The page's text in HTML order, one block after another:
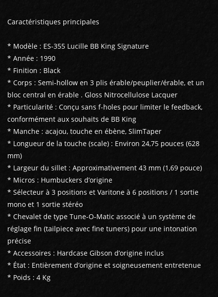
Caractéristiques principales
* Modèle : ES‑355 Lucille BB King Signature
* Année : 1990
* Finition : Black
* Corps : Semi‑hollow en 3 plis érable/peuplier/érable, et un
bloc central en érable . Gloss Nitrocellulose Lacquer
* Particularité : Conçu sans f-holes pour limiter le feedback,
conformément aux souhaits de BB King
* Manche : acajou, touche en ébène, SlimTaper
* Longueur de la touche (scale) : Environ 24,75 pouces (628
mm)
* Largeur du sillet : Approximativement 43 mm (1,69 pouce)
* Micros : Humbuckers d’origine
* Sélecteur à 3 positions et Varitone à 6 positions / 1 sortie
mono et 1 sortie stéréo
* Chevalet de type Tune‑O‑Matic associé à un système de
réglage fin (tailpiece avec fine tuners) pour une intonation
précise
* Accessoires : Hardcase Gibson d’origine inclus
* État : Entièrement d’origine et soigneusement entretenue
* Poids : 4 Kg